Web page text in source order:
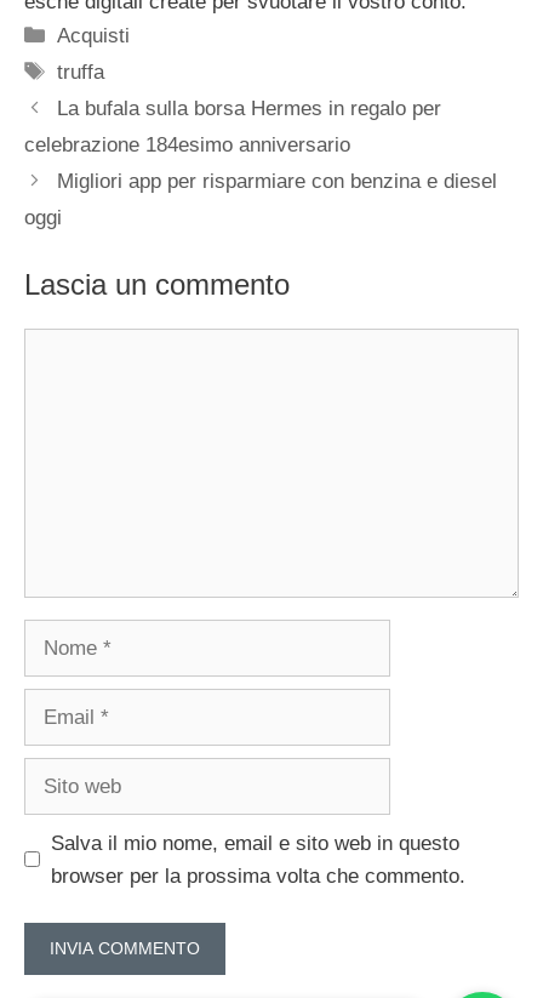
Categorie
Acquisti
Tag
truffa
La bufala sulla borsa Hermes in regalo per
celebrazione 184esimo anniversario
Migliori app per risparmiare con benzina e diesel
oggi
Lascia un commento
Salva il mio nome, email e sito web in questo
browser per la prossima volta che commento.